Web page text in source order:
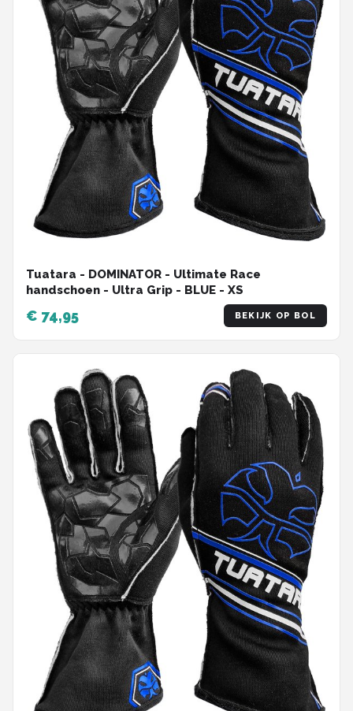
Tuatara - DOMINATOR - Ultimate Race
handschoen - Ultra Grip - BLUE - XS
€ 74,95 BEKIJK OP BOL